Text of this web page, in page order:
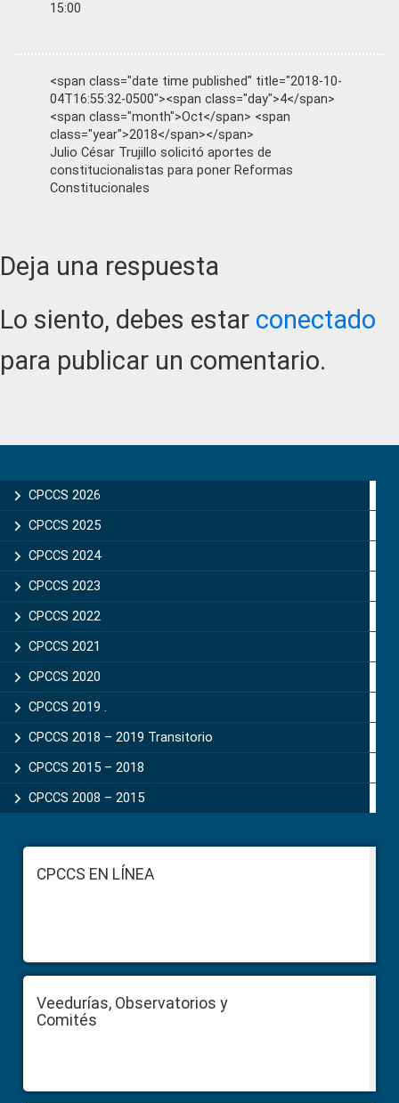
15:00
<span class="date time published" title="2018-10-
04T16:55:32-0500"><span class="day">4</span>
<span class="month">Oct</span> <span
class="year">2018</span></span>
Julio César Trujillo solicitó aportes de
constitucionalistas para poner Reformas
Constitucionales
Reader
Interactions
Deja una respuesta
Lo siento, debes estar conectado
para publicar un comentario.
Sidebar
CPCCS 2026
CPCCS 2025
CPCCS 2024
CPCCS 2023
CPCCS 2022
CPCCS 2021
CPCCS 2020
CPCCS 2019 .
CPCCS 2018 – 2019 Transitorio
CPCCS 2015 – 2018
CPCCS 2008 – 2015
FooterCPCCS EN LÍNEA
Veedurías, Observatorios y
Comités